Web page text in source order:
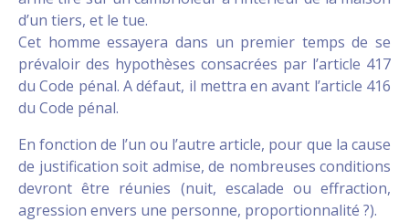
d’un tiers, et le tue.
Cet homme essayera dans un premier temps de se
prévaloir des hypothèses consacrées par l’article 417
du Code pénal. A défaut, il mettra en avant l’article 416
du Code pénal.
En fonction de l’un ou l’autre article, pour que la cause
de justification soit admise, de nombreuses conditions
devront être réunies (nuit, escalade ou effraction,
agression envers une personne, proportionnalité ?).